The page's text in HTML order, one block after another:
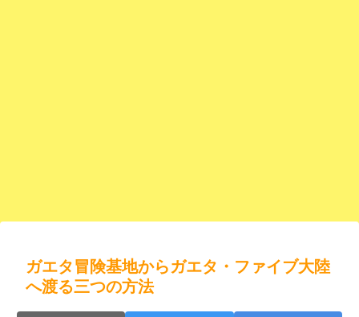
ガエタ冒険基地からガエタ・ファイブ大陸
へ渡る三つの方法